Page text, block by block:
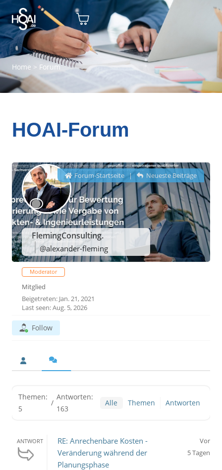
Home > Forum
HOAI-Forum
FlemingConsulting.
@alexander-fleming
Forum-Startseite| Neueste Beiträge
Moderator
Mitglied
Beigetreten: Jan. 21, 2021
Last seen: Aug. 5, 2026
Follow
Themen:
5
/
Antworten:
163
Alle Themen Antworten
ANTWORT
RE: Anrechenbare Kosten -
Veränderung während der
Planungsphase
Vor
5 Tagen